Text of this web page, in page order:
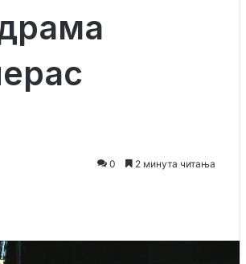
0 2 минута читања